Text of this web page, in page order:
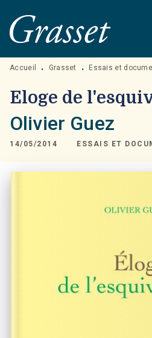
MENU RECHERCHE
PIED DE PAGE
Accueil • Grasset • Essais et
Eloge de
Olivier Guez
14/05/2014 ESSAIS ET